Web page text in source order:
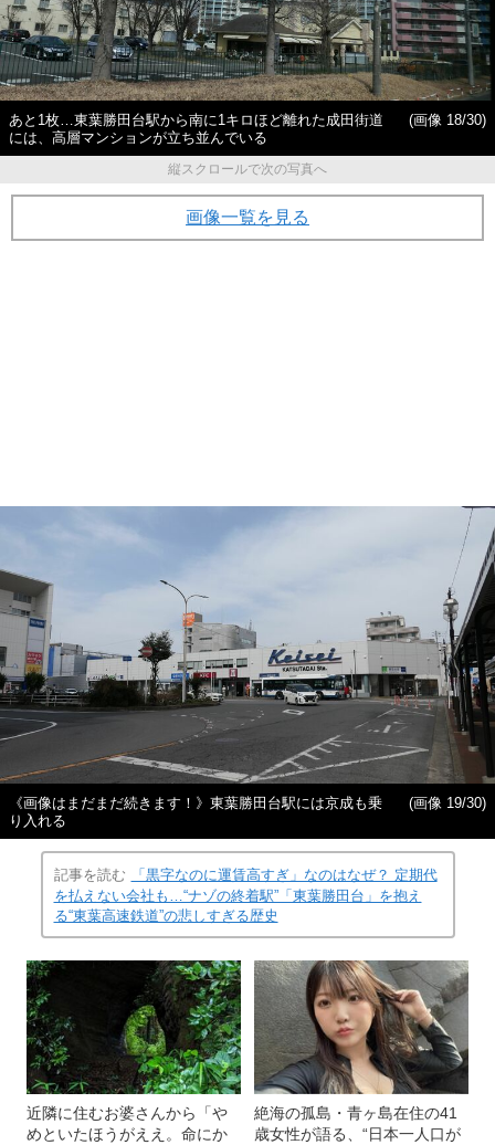
あと1枚…東葉勝田台駅から南に1キロほど離れた成田街道
には、高層マンションが立ち並んでいる
(画像 18/30)
縦スクロールで次の写真へ
画像一覧を見る
《画像はまだまだ続きます！》東葉勝田台駅には京成も乗
り入れる
(画像 19/30)
記事を読む
「黒字なのに運賃高すぎ」なのはなぜ？ 定期代
を払えない会社も…“ナゾの終着駅”「東葉勝田台」を抱え
る“東葉高速鉄道”の悲しすぎる歴史
近隣に住むお婆さんから「や
めといたほうがええ。命にか
絶海の孤島・青ヶ島在住の41
歳女性が語る、“日本一人口が